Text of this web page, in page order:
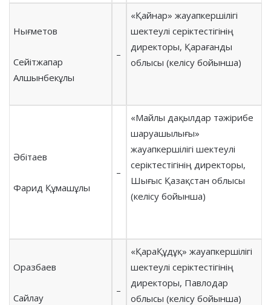
Нығметов
Сейітжапар
Алшынбекұлы
–
«Қайнар» жауапкершілігі
шектеулі серіктестігінің
директоры, Қарағанды
облысы (келісу бойынша)
Әбітаев
Фарид Құмашұлы
–
«Майлы дақылдар тәжірибе
шаруашылығы»
жауапкершілігі шектеулі
серіктестігінің директоры,
Шығыс Қазақстан облысы
(келісу бойынша)
Оразбаев
Сайлау
–
«ҚараҚұдұқ» жауапкершілігі
шектеулі серіктестігінің
директоры, Павлодар
облысы (келісу бойынша)